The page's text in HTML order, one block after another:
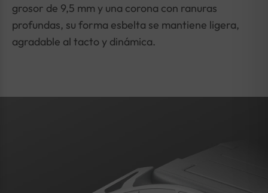
grosor de 9,5 mm y una corona con ranuras
profundas, su forma esbelta se mantiene ligera,
agradable al tacto y dinámica.